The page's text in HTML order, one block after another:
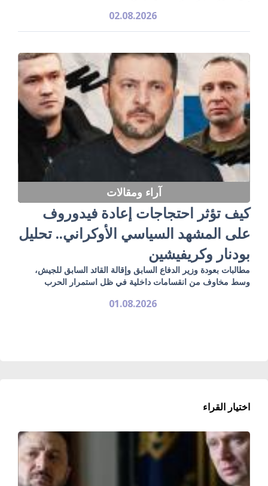
02.08.2026
آراء ومقالات
كيف تؤثر احتجاجات إعادة فيدوروف
على المشهد السياسي الأوكراني.. تحليل
بودنار وكريفيشين
مطالبات بعودة وزير الدفاع السابق وإقالة القائد السابق للجيش،
وسط مخاوف من انقسامات داخلية في ظل استمرار الحرب
01.08.2026
اختيار القراء